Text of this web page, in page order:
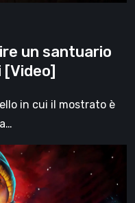
un santuario
in cui il mostrato è